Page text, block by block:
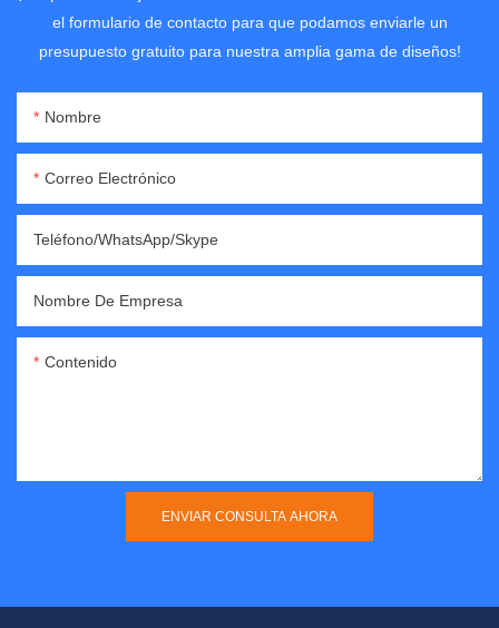
el formulario de contacto para que podamos enviarle un
presupuesto gratuito para nuestra amplia gama de diseños!
Nombre
Correo Electrónico
Teléfono/WhatsApp/Skype
Nombre De Empresa
Contenido
ENVIAR CONSULTA AHORA